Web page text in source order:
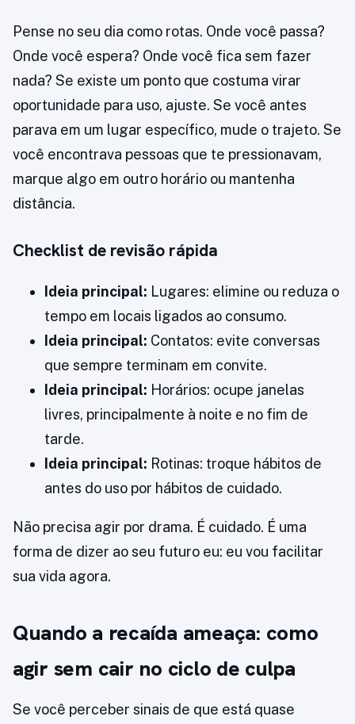
Pense no seu dia como rotas. Onde você passa?
Onde você espera? Onde você fica sem fazer
nada? Se existe um ponto que costuma virar
oportunidade para uso, ajuste. Se você antes
parava em um lugar específico, mude o trajeto. Se
você encontrava pessoas que te pressionavam,
marque algo em outro horário ou mantenha
distância.
Checklist de revisão rápida
Ideia principal: Lugares: elimine ou reduza o
tempo em locais ligados ao consumo.
Ideia principal: Contatos: evite conversas
que sempre terminam em convite.
Ideia principal: Horários: ocupe janelas
livres, principalmente à noite e no fim de
tarde.
Ideia principal: Rotinas: troque hábitos de
antes do uso por hábitos de cuidado.
Não precisa agir por drama. É cuidado. É uma
forma de dizer ao seu futuro eu: eu vou facilitar
sua vida agora.
Quando a recaída ameaça: como
agir sem cair no ciclo de culpa
Se você perceber sinais de que está quase